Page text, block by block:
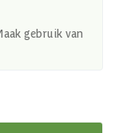
gebruik van